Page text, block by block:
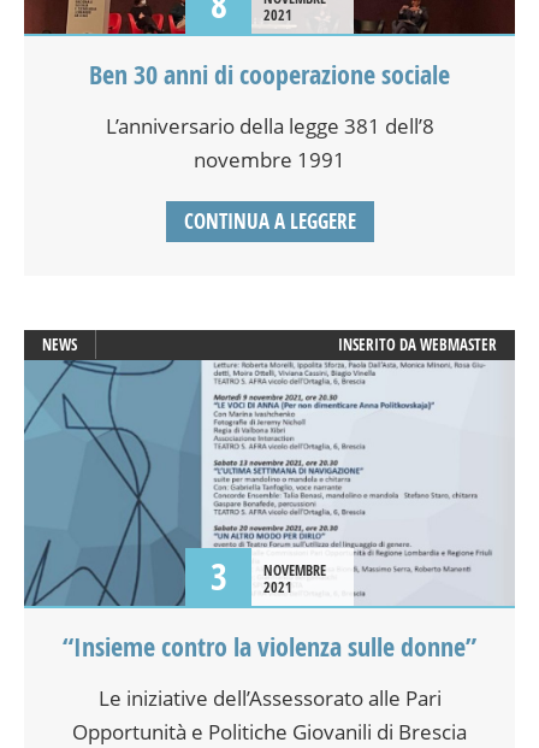
2021
Ben 30 anni di cooperazione sociale
L’anniversario della legge 381 dell’8
novembre 1991
CONTINUA A LEGGERE
NEWS INSERITO DAWEBMASTER
3
NOVEMBRE
2021
“Insieme contro la violenza sulle donne”
Le iniziative dell’Assessorato alle Pari
Opportunità e Politiche Giovanili di Brescia